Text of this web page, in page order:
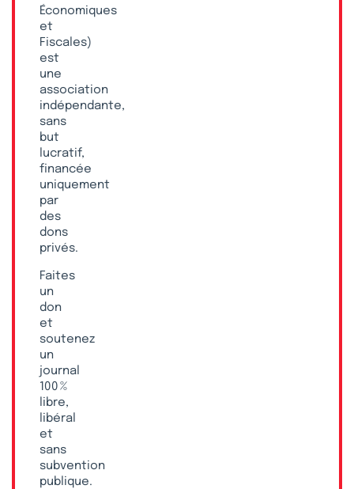
Économiques
et
Fiscales)
est
une
association
indépendante,
sans
but
lucratif,
financée
uniquement
par
des
dons
privés.
Faites
un
don
et
soutenez
un
journal
100 %
libre,
libéral
et
sans
subvention
publique.